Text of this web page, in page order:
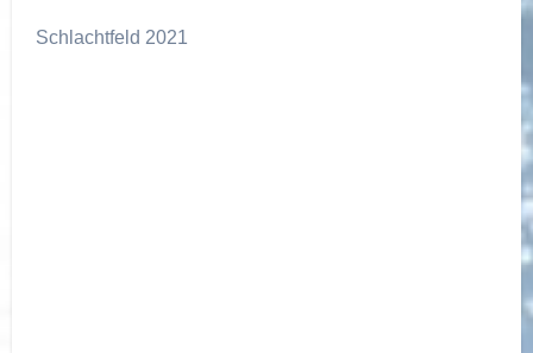
Schlachtfeld 2021